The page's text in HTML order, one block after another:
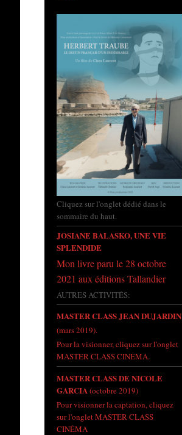
Cliquez sur l'onglet dédié dans le
sommaire du haut.
JOSIANE BALASKO, UNE VIE
SPLENDIDE
Mon livre paru le 28 octobre
2021 aux éditions Tallandier
AUTRES ACTIVITÉS:
MASTER CLASS JEAN DUJARDIN
(mars 2019).
Pour la visionner, cliquez sur l'onglet
MASTER CLASS CINÉMA.
MASTER CLASS DE NICOLE
GARCIA(octobre 2019)
Pour visionner la captation, cliquez
sur l'onglet MASTER CLASS
CINÉMA